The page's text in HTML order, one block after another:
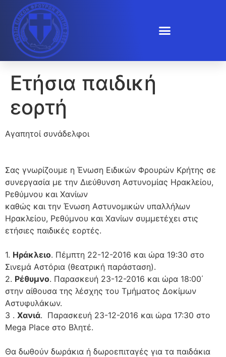
Ετήσια παιδική
εορτή
Αγαπητοί συνάδελφοι
Σας γνωρίζουμε η Ένωση Ειδικών Φρουρών Κρήτης σε
συνεργασία με την Διεύθυνση Αστυνομίας Ηρακλείου,
Ρεθύμνου και Χανίων
καθώς και την Ένωση Αστυνομικών υπαλλήλων
Ηρακλείου, Ρεθύμνου και Χανίων συμμετέχει στις
ετήσιες παιδικές εορτές.
1. Ηράκλειο. Πέμπτη 22-12-2016 και ώρα 19:30 στο
Σινεμά Αστόρια (θεατρική παράσταση).
2. Ρέθυμνο. Παρασκευή 23-12-2016 και ώρα 18:00΄
στην αίθουσα της λέσχης του Τμήματος Δοκίμων
Αστυφυλάκων.
3 . Χανιά. Παρασκευή 23-12-2016 και ώρα 17:30 στο
Mega Place στο Βλητέ.
Θα δωθούν δωράκια ή δωροεπιταγές για τα παιδάκια